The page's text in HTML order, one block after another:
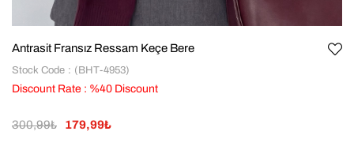
Antrasit Fransız Ressam Keçe Bere
Stock Code (BHT-4953)
Discount Rate : %40 Discount
300,99₺ 179,99₺